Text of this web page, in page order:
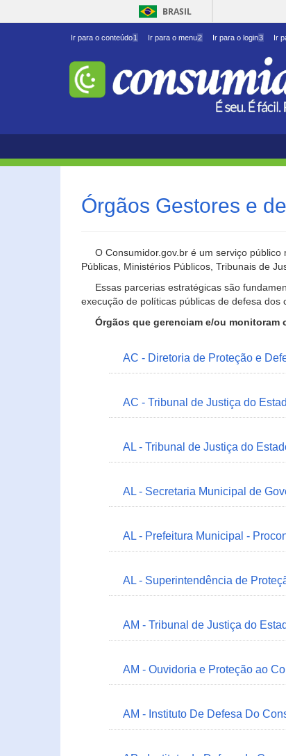
BRASIL
Ir para o conteúdo1 Ir para o menu2 Ir para o login3 Ir
Órgãos Gestores e
O Consumidor.gov.br é um serviço
Públicas, Ministérios Públicos, Tribunais de
Essas parcerias estratégicas são
execução de políticas públicas de defesa dos
Órgãos que gerenciam e/ou monitoram
AC - Diretoria de Proteção e
AC - Tribunal de Justiça do
AL - Tribunal de Justiça do
AL - Secretaria Municipal de
AL - Prefeitura Municipal -
AL - Superintendência de
AM - Tribunal de Justiça do
AM - Ouvidoria e Proteção ao
AM - Instituto De Defesa Do